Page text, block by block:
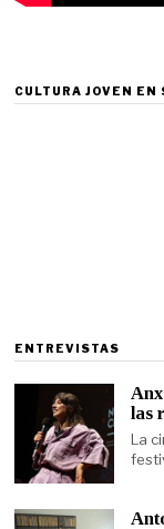
CULTURA JOVEN EN
ENTREVISTAS
las
La